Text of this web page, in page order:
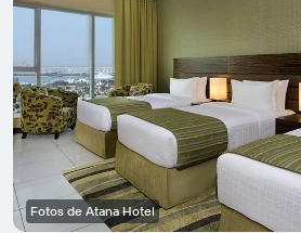
Fotos de Atana Hotel